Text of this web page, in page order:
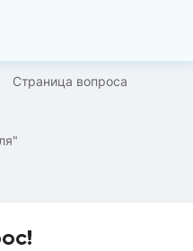
Страница вопроса